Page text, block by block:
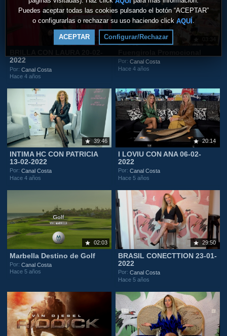
Puedes aceptar todas las cookies pulsando el botón “ACEPTAR”
o configurarlas o rechazar su uso haciendo click AQUÍ .
ACEPTAR Configurar/Rechazar
13:10
2022
Por:Canal Costa
Hace 4 años
Por:Canal Costa
Hace 4 años
39:46
INTIMA HC CON PATRICIA
13-02-2022
Por:Canal Costa
Hace 4 años
20:14
I LOVIU CON ANA 06-02-
2022
Por:Canal Costa
Hace 5 años
02:03
Marbella Destino de Golf
Por:Canal Costa
Hace 5 años
29:50
BRASIL CONECTTION 23-01-
2022
Por:Canal Costa
Hace 5 años